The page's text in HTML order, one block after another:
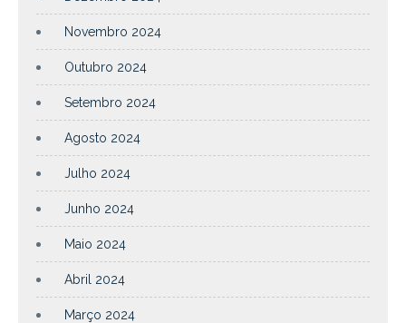
Novembro 2024
Outubro 2024
Setembro 2024
Agosto 2024
Julho 2024
Junho 2024
Maio 2024
Abril 2024
Março 2024